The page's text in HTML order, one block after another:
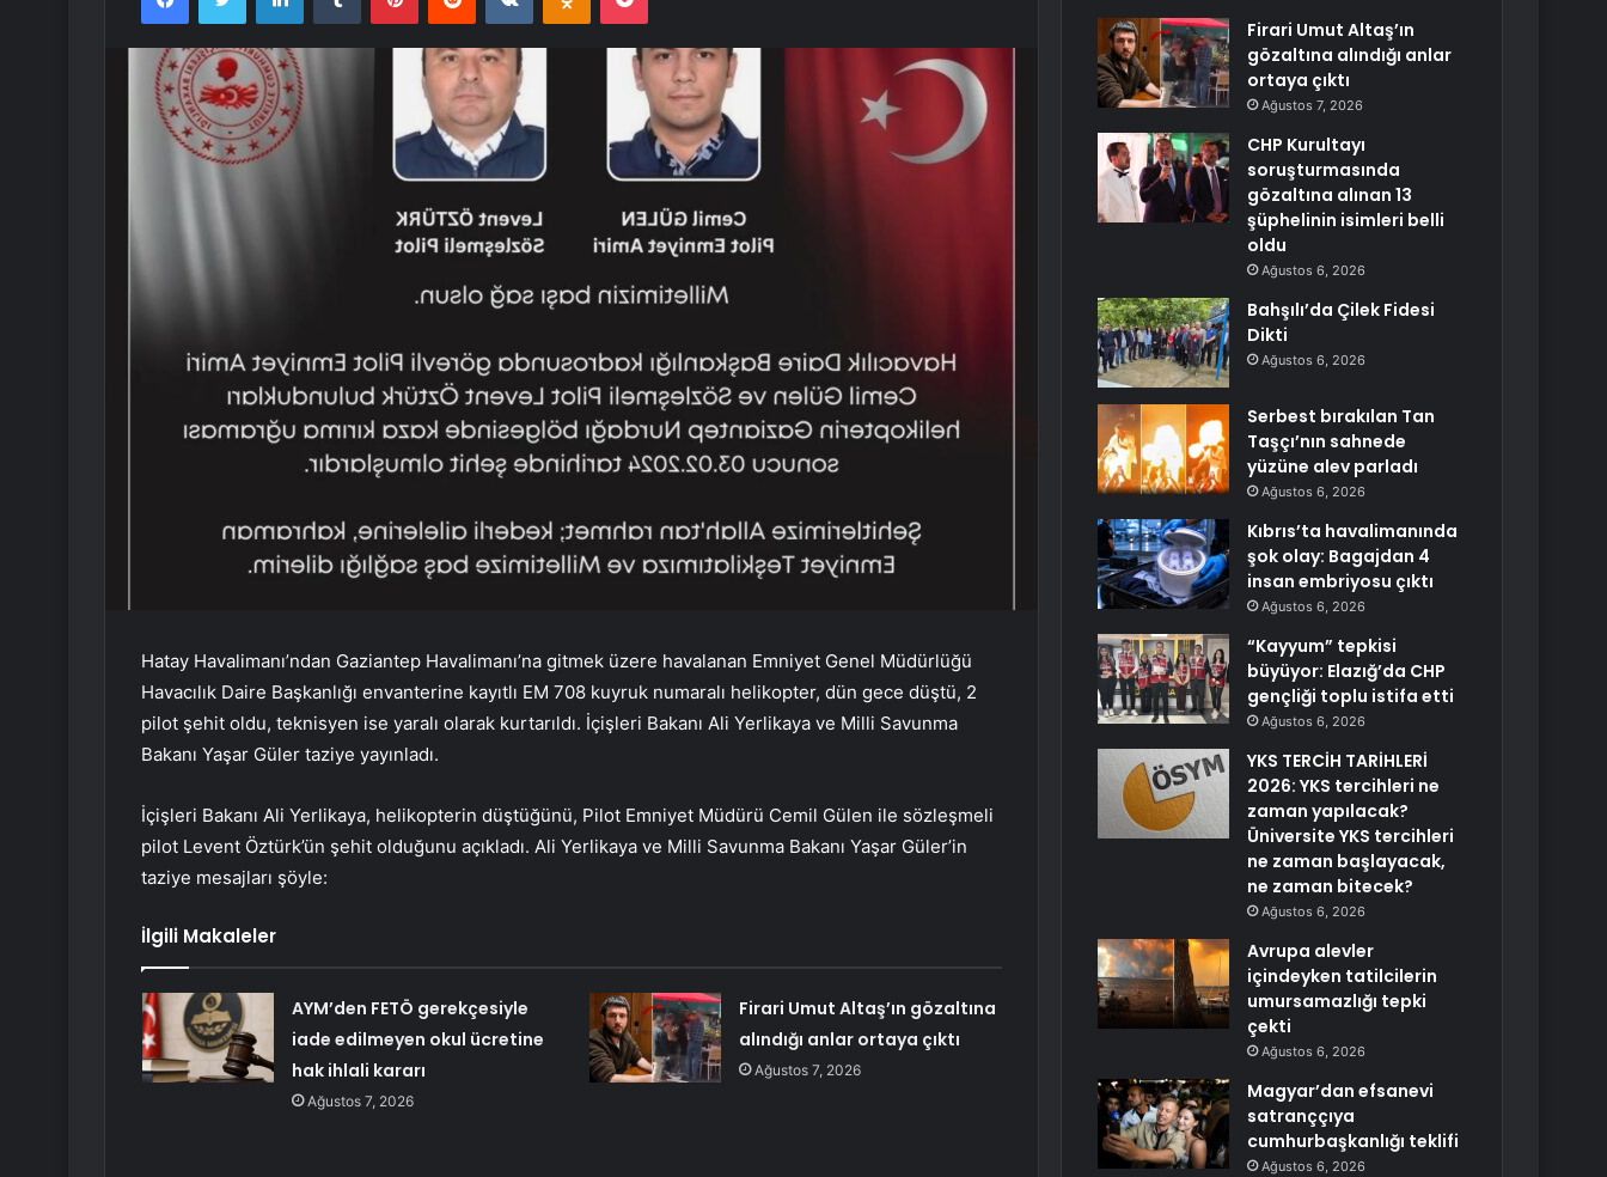
Hatay Havalimanı’ndan Gaziantep Havalimanı’na gitmek üzere havalanan Emniyet Genel Müdürlüğü
Havacılık Daire Başkanlığı envanterine kayıtlı EM 708 kuyruk numaralı helikopter, dün gece düştü, 2
pilot şehit oldu, teknisyen ise yaralı olarak kurtarıldı. İçişleri Bakanı Ali Yerlikaya ve Milli Savunma
Bakanı Yaşar Güler taziye yayınladı.
İçişleri Bakanı Ali Yerlikaya, helikopterin düştüğünü, Pilot Emniyet Müdürü Cemil Gülen ile sözleşmeli
pilot Levent Öztürk’ün şehit olduğunu açıkladı. Ali Yerlikaya ve Milli Savunma Bakanı Yaşar Güler’in
taziye mesajları şöyle:
İlgili Makaleler
AYM’den FETÖ gerekçesiyle
iade edilmeyen okul ücretine
hak ihlali kararı
Ağustos 7, 2026
Firari Umut Altaş’ın gözaltına
alındığı anlar ortaya çıktı
Ağustos 7, 2026
Firari Umut Altaş’ın
gözaltına alındığı anlar
ortaya çıktı
Ağustos 7, 2026
CHP Kurultayı
soruşturmasında
gözaltına alınan 13
şüphelinin isimleri belli
oldu
Ağustos 6, 2026
Bahşılı’da Çilek Fidesi
Dikti
Ağustos 6, 2026
Serbest bırakılan Tan
Taşçı’nın sahnede
yüzüne alev parladı
Ağustos 6, 2026
Kıbrıs’ta havalimanında
şok olay: Bagajdan 4
insan embriyosu çıktı
Ağustos 6, 2026
“Kayyum” tepkisi
büyüyor: Elazığ’da CHP
gençliği toplu istifa etti
Ağustos 6, 2026
YKS TERCİH TARİHLERİ
2026: YKS tercihleri ne
zaman yapılacak?
Üniversite YKS tercihleri
ne zaman başlayacak,
ne zaman bitecek?
Ağustos 6, 2026
Avrupa alevler
içindeyken tatilcilerin
umursamazlığı tepki
çekti
Ağustos 6, 2026
Magyar’dan efsanevi
satranççıya
cumhurbaşkanlığı teklifi
Ağustos 6, 2026